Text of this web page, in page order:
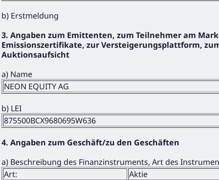
b) Erstmeldung
3. Angaben zum Emittenten, zum Teilnehmer am
Emissionszertifikate, zur Versteigerungsplattform,
Auktionsaufsicht
a) Name
NEON EQUITY AG
b) LEI
875500BCX9680695W636
4. Angaben zum Geschäft/zu den Geschäften
a) Beschreibung des Finanzinstruments, Art des
Art:
Aktie